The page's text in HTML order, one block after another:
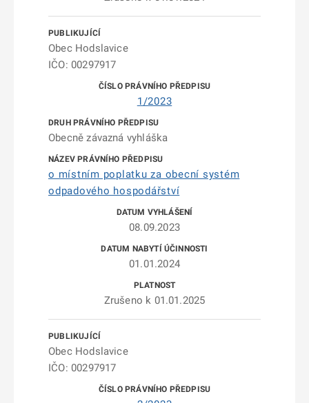
Obec Hodslavice
IČO: 00297917
1/2023
Obecně závazná vyhláška
o místním poplatku za obecní systém
odpadového hospodářství
08.09.2023
01.01.2024
Zrušeno k 01.01.2025
Obec Hodslavice
IČO: 00297917